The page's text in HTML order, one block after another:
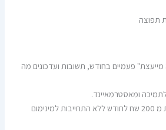
תפוצה
מייעצת" פעמיים בחודש, תשובות ועדכונים מה
ומאסטרמאיינד.
החברות במועדון עולה פחות מ 200 שח לחודש ללא התחייבות למינימום